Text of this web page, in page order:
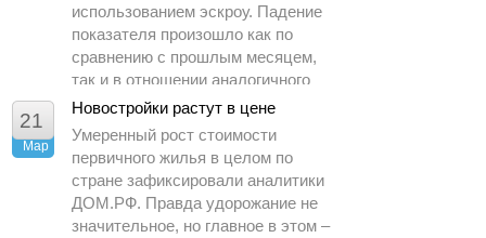
использованием эскроу. Падение
показателя произошло как по
сравнению с прошлым месяцем,
так и в отношении аналогичного
периода 2025 года.
21
Мар
Новостройки растут в цене
Умеренный рост стоимости
первичного жилья в целом по
стране зафиксировали аналитики
ДОМ.РФ. Правда удорожание не
значительное, но главное в этом –